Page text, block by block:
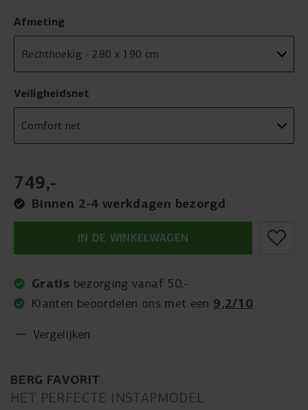
BERG FAVORIT
HET PERFECTE INSTAPMODEL
Afmeting
Veiligheidsnet
749,-
Binnen 2-4 werkdagen bezorgd
IN DE WINKELWAGEN
Gratis bezorging vanaf 50,-
Klanten beoordelen ons met een 9,2/10
Vergelijken